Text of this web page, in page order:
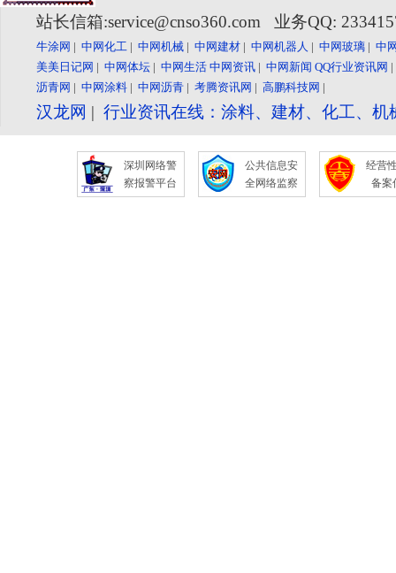
站长信箱:service@cnso360.com 业务QQ:
牛涂网 | 中网化工 | 中网机械 | 中网建材 | 中网机器人 | 中网玻璃 | 中
美美日记网 | 中网体坛 | 中网生活 中网资讯 | 中网新闻 QQ行业资讯网
沥青网 | 中网涂料 | 中网沥青 | 考腾资讯网 | 高鹏科技网 |
汉龙网 | 行业资讯在线：涂料、建材、化工、
深圳网络警
察报警平台
公共信息安
全网络监察
经营
备案